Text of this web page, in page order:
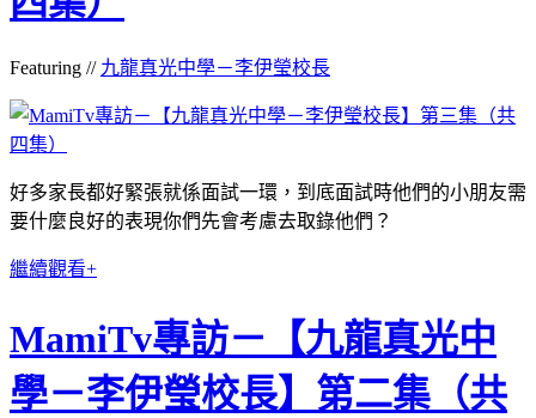
Featuring // 九龍真光中學－李伊瑩校長
好多家長都好緊張就係面試一環，到底面試時他們的小朋友需
要什麼良好的表現你們先會考慮去取錄他們？
繼續觀看+
MamiTv專訪－【九龍真光中
學－李伊瑩校長】第二集（共